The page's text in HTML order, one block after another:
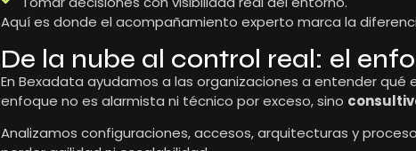
Aquí es donde el acompañamiento experto marca la
De la nube al control real: el
En Bexadata ayudamos a las organizaciones a entender
enfoque no es alarmista ni técnico por exceso, sino
Analizamos configuraciones, accesos, arquitecturas y